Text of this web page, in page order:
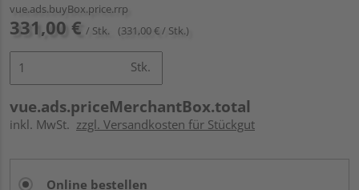
vue.ads.buyBox.price.rrp
331,00 € / Stk. (331,00 € / Stk.)
Stk.
vue.ads.priceMerchantBox.total
inkl. MwSt. zzgl. Versandkosten für Stückgut
Online bestellen